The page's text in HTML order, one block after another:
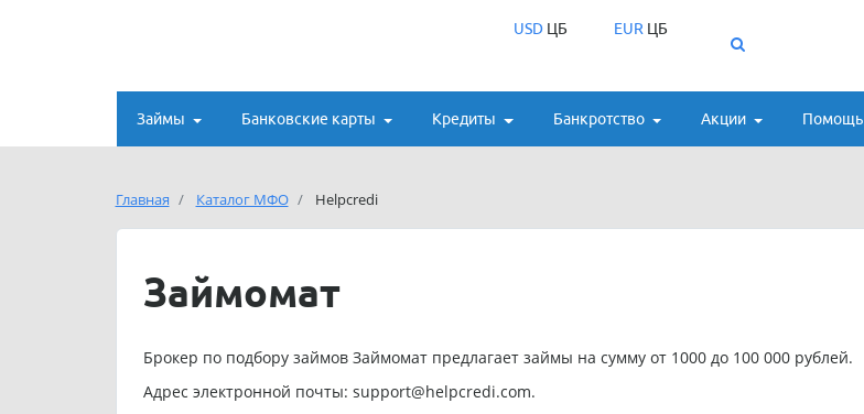
USDЦБ EUR ЦБ
Займы Банковские карты Кредиты Банкротство Акции Помощь
Главная Каталог МФО Helpcredi
Займомат
Брокер по подбору займов Займомат предлагает займы на сумму от 1000 до 100 000 рублей.
Адрес электронной почты: support@helpcredi.com.